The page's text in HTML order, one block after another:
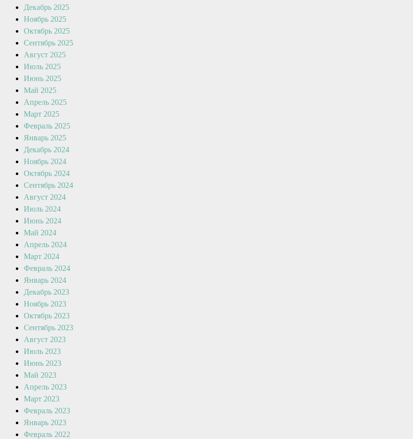
Декабрь 2025
Ноябрь 2025
Октябрь 2025
Сентябрь 2025
Август 2025
Июль 2025
Июнь 2025
Май 2025
Апрель 2025
Март 2025
Февраль 2025
Январь 2025
Декабрь 2024
Ноябрь 2024
Октябрь 2024
Сентябрь 2024
Август 2024
Июль 2024
Июнь 2024
Май 2024
Апрель 2024
Март 2024
Февраль 2024
Январь 2024
Декабрь 2023
Ноябрь 2023
Октябрь 2023
Сентябрь 2023
Август 2023
Июль 2023
Июнь 2023
Май 2023
Апрель 2023
Март 2023
Февраль 2023
Январь 2023
Февраль 2022